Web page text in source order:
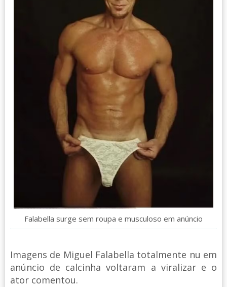
Falabella surge sem roupa e musculoso em anúncio
Imagens de Miguel Falabella totalmente nu em
anúncio de calcinha voltaram a viralizar e o
ator comentou.